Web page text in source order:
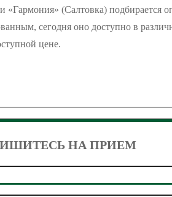
(Салтовка) подбирается
сегодня оно доступно в
цене.
НА ПРИЕМ